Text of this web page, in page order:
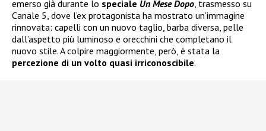
emerso già durante lo speciale Un Mese Dopo, trasmesso su
Canale 5, dove l’ex protagonista ha mostrato un’immagine
rinnovata: capelli con un nuovo taglio, barba diversa, pelle
dall’aspetto più luminoso e orecchini che completano il
nuovo stile. A colpire maggiormente, però, è stata la
percezione di un volto quasi irriconoscibile.